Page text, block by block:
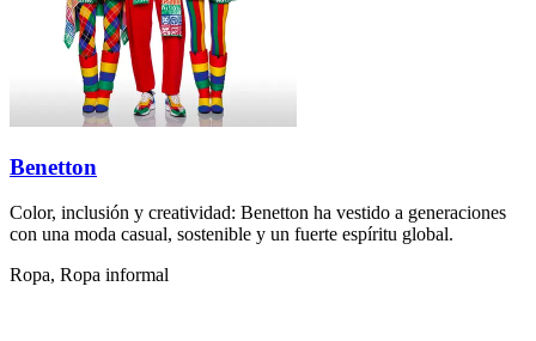
Benetton
Color, inclusión y creatividad: Benetton ha vestido a generaciones
con una moda casual, sostenible y un fuerte espíritu global.
Ropa, Ropa informal